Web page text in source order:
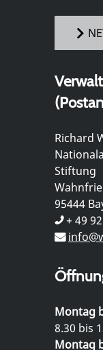
Richard
Stiftung
95444
+ 49
Montag
8.30 bis
Montag